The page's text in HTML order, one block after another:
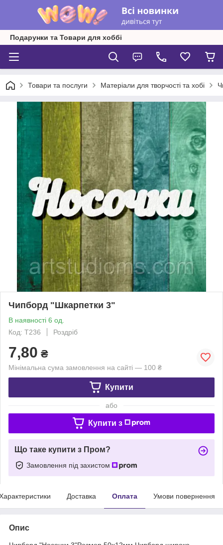
Подарунки та Товари для хоббі
Товари та послуги Матеріали для творчості та хобі
Чипборд "Шкарпетки 3"
В наявності 6 од.
Код: Т236
Роздріб
7,80 ₴
Мінімальна сума замовлення на сайті — 100 ₴
Купити
або
Купити з
Що таке купити з Пром?
Замовлення під захистом
Доставка Оплата Умови повернення
Опис